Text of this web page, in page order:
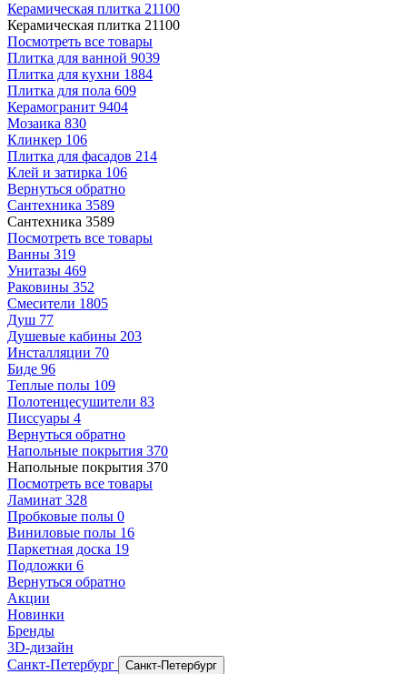
Керамическая плитка 21100
Керамическая плитка 21100
Посмотреть все товары
Плитка для ванной 9039
Плитка для кухни 1884
Плитка для пола 609
Керамогранит 9404
Мозаика 830
Клинкер 106
Плитка для фасадов 214
Клей и затирка 106
Вернуться обратно
Сантехника 3589
Сантехника 3589
Посмотреть все товары
Ванны 319
Унитазы 469
Раковины 352
Смесители 1805
Душ 77
Душевые кабины 203
Инсталляции 70
Биде 96
Теплые полы 109
Полотенцесушители 83
Писсуары 4
Вернуться обратно
Напольные покрытия 370
Напольные покрытия 370
Посмотреть все товары
Ламинат 328
Пробковые полы 0
Виниловые полы 16
Паркетная доска 19
Подложки 6
Вернуться обратно
Акции
Новинки
Бренды
3D-дизайн
Санкт-Петербург
Санкт-Петербург